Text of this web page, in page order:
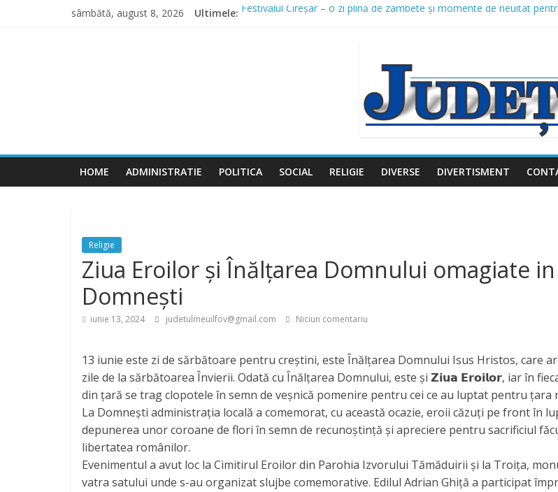
sâmbătă, august 8, 2026 Ultimele: Festivalul Cireșar – o zi plină de zâmbete și momente de neuitat
Domnești continuă investițiile în iluminatul public: un nou proiect de
HOME ADMINISTRATIE POLITICA SOCIAL RELIGIE DIVERSE DIVERTISMENT
Religie
Ziua Eroilor și Înălțarea Domnului omagiate in
Domnești
iunie 13, 2024 judetulmeuilfov@gmail.com Niciun comentariu
13 iunie este zi de sărbătoare pentru creștini, este Înălțarea Domnului Isus Hristos, care
zile de la sărbătoarea Învierii. Odată cu Înălțarea Domnului, este și 𝗭𝗶𝘂𝗮 𝗘𝗿𝗼𝗶𝗹𝗼𝗿, iar în
din țară se trag clopotele în semn de veșnică pomenire pentru cei ce au luptat pentru țara
La Domnești administrația locală a comemorat, cu această ocazie, eroii căzuți pe front în
depunerea unor coroane de flori în semn de recunoștință și apreciere pentru sacrificiul
libertatea românilor.
Evenimentul a avut loc la Cimitirul Eroilor din Parohia Izvorului Tămăduirii și la Troița,
vatra satului unde s-au organizat slujbe comemorative. Edilul Adrian Ghiță a participat